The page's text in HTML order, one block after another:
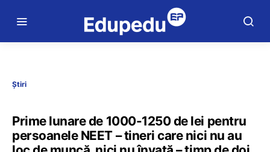
Știri
Prime lunare de 1000-1250 de lei pentru
persoanele NEET – tineri care nici nu au